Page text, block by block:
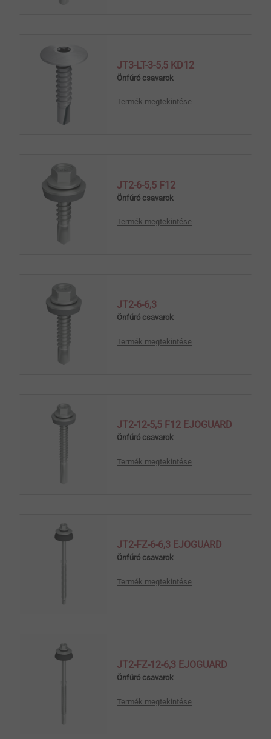
JT3-LT-3-5,5 KD12
Önfúró csavarok
Termék megtekintése
JT2-6-5,5 F12
Önfúró csavarok
Termék megtekintése
JT2-6-6,3
Önfúró csavarok
Termék megtekintése
JT2-12-5,5 F12 EJOGUARD
Önfúró csavarok
Termék megtekintése
JT2-FZ-6-6,3 EJOGUARD
Önfúró csavarok
Termék megtekintése
JT2-FZ-12-6,3 EJOGUARD
Önfúró csavarok
Termék megtekintése